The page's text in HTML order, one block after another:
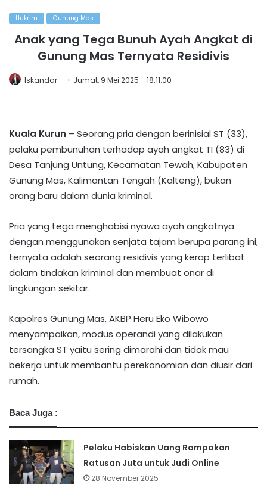
Hukrim Gunung Mas
Anak yang Tega Bunuh Ayah Angkat di
Gunung Mas Ternyata Residivis
Iskandar Jumat, 9 Mei 2025 - 18:11:00
Kuala Kurun – Seorang pria dengan berinisial ST (33),
pelaku pembunuhan terhadap ayah angkat TI (83) di
Desa Tanjung Untung, Kecamatan Tewah, Kabupaten
Gunung Mas, Kalimantan Tengah (Kalteng), bukan
orang baru dalam dunia kriminal.
Pria yang tega menghabisi nyawa ayah angkatnya
dengan menggunakan senjata tajam berupa parang ini,
ternyata adalah seorang residivis yang kerap terlibat
dalam tindakan kriminal dan membuat onar di
lingkungan sekitar.
Kapolres Gunung Mas, AKBP Heru Eko Wibowo
menyampaikan, modus operandi yang dilakukan
tersangka ST yaitu sering dimarahi dan tidak mau
bekerja untuk membantu perekonomian dan diusir dari
rumah.
Baca Juga :
Pelaku Habiskan Uang Rampokan
Ratusan Juta untuk Judi Online
28 November 2025